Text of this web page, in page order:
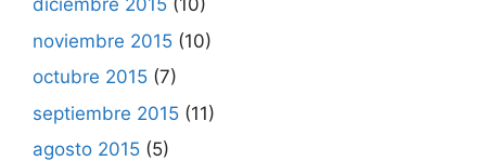
diciembre 2015 (10)
noviembre 2015 (10)
octubre 2015 (7)
septiembre 2015 (11)
agosto 2015 (5)